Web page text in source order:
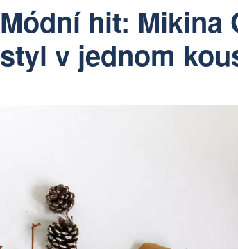
Módní hit: Mikina
styl v jednom